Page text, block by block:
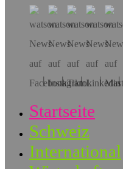
Startseite
Schweiz
International